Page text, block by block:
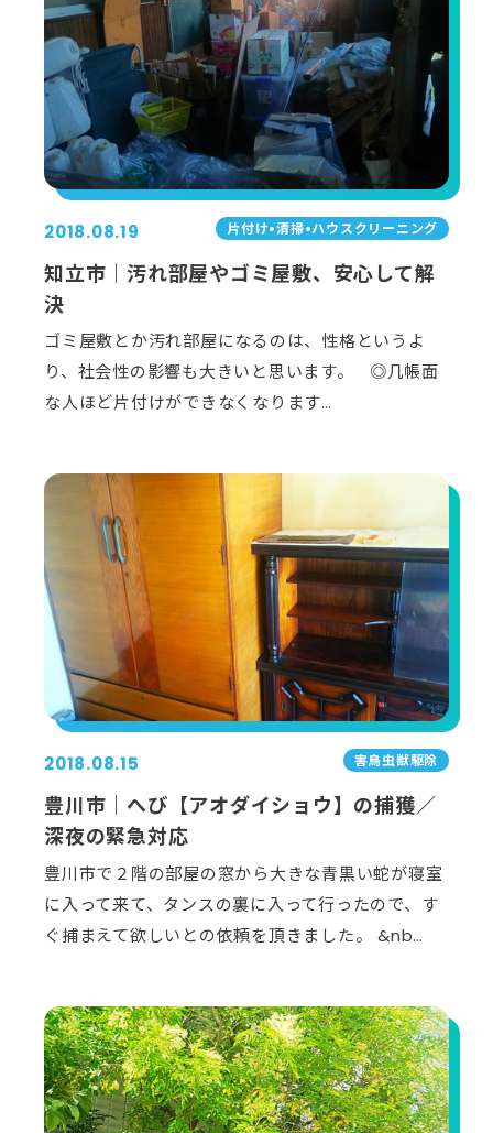
2018.08.19 ⽚付け•清掃•ハウスクリーニング
知立市｜汚れ部屋やゴミ屋敷、安心して解
決
ゴミ屋敷とか汚れ部屋になるのは、性格というよ
り、社会性の影響も大きいと思います。 ◎几帳面
な人ほど片付けができなくなります…
2018.08.15 害⿃⾍獣駆除
豊川市｜へび【アオダイショウ】の捕獲／
深夜の緊急対応
豊川市で２階の部屋の窓から大きな青黒い蛇が寝室
に入って来て、タンスの裏に入って行ったので、す
ぐ捕まえて欲しいとの依頼を頂きました。 &nb…